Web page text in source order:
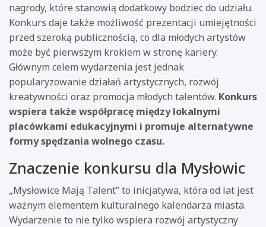
nagrody, które stanowią dodatkowy bodziec do udziału.
Konkurs daje także możliwość prezentacji umiejętności
przed szeroką publicznością, co dla młodych artystów
może być pierwszym krokiem w stronę kariery.
Głównym celem wydarzenia jest jednak
popularyzowanie działań artystycznych, rozwój
kreatywności oraz promocja młodych talentów. Konkurs
wspiera także współpracę między lokalnymi
placówkami edukacyjnymi i promuje alternatywne
formy spędzania wolnego czasu.
Znaczenie konkursu dla Mysłowic
„Mysłowice Mają Talent” to inicjatywa, która od lat jest
ważnym elementem kulturalnego kalendarza miasta.
Wydarzenie to nie tylko wspiera rozwój artystyczny